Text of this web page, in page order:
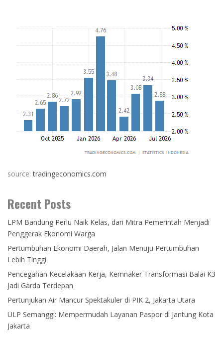
source:tradingeconomics.com
Recent Posts
LPM Bandung Perlu Naik Kelas, dari Mitra Pemerintah Menjadi
Penggerak Ekonomi Warga
Pertumbuhan Ekonomi Daerah, Jalan Menuju Pertumbuhan
Lebih Tinggi
Pencegahan Kecelakaan Kerja, Kemnaker Transformasi Balai K3
Jadi Garda Terdepan
Pertunjukan Air Mancur Spektakuler di PIK 2, Jakarta Utara
ULP Semanggi: Mempermudah Layanan Paspor di Jantung Kota
Jakarta